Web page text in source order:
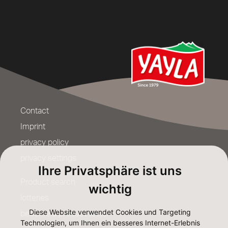
Ihre Privatsphäre ist uns
wichtig
Diese Website verwendet Cookies und Targeting
Technologien, um Ihnen ein besseres Internet-Erlebnis
Contact
Imprint
privacy policy
become a product tester